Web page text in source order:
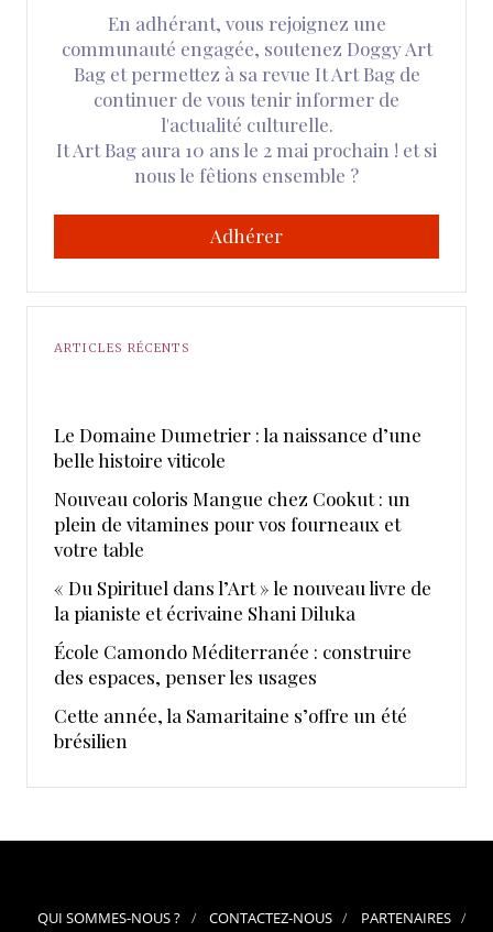
En adhérant, vous rejoignez une
communauté engagée, soutenez Doggy Art
Bag et permettez à sa revue It Art Bag de
continuer de vous tenir informer de
l'actualité culturelle.
It Art Bag aura 10 ans le 2 mai prochain ! et si
nous le fêtions ensemble ?
Adhérer
ARTICLES RÉCENTS
Le Domaine Dumetrier : la naissance d’une
belle histoire viticole
Nouveau coloris Mangue chez Cookut : un
plein de vitamines pour vos fourneaux et
votre table
« Du Spirituel dans l’Art » le nouveau livre de
la pianiste et écrivaine Shani Diluka
École Camondo Méditerranée : construire
des espaces, penser les usages
Cette année, la Samaritaine s’offre un été
brésilien
QUI SOMMES-NOUS ? CONTACTEZ-NOUS PARTENAIRES